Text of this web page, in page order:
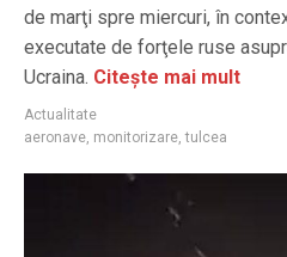
de marţi spre miercuri, în
executate de forţele ruse
Ucraina. Citește mai mult
Actualitate
aeronave, monitorizare,tulcea